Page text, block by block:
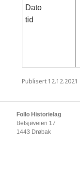
Dato
tid
Publisert 12.12.2021
Follo Historielag
Belsjøveien 17
1443 Drøbak